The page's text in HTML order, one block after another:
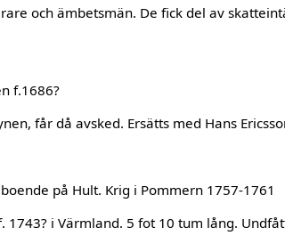
och ämbetsmän. De fick del av
f.1686?
får då avsked. Ersätts med Hans
på Hult. Krig i Pommern 1757-1761
1743? i Värmland. 5 fot 10 tum lång.